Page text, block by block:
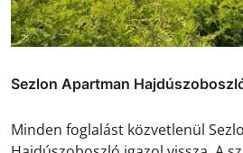
Sezlon Apartman
Minden foglalást közvetlenül